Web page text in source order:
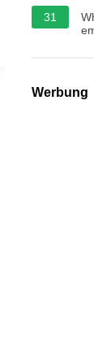
31
Werbung